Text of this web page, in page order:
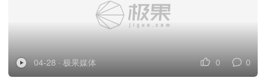
04-28 · 极果媒体 0 0